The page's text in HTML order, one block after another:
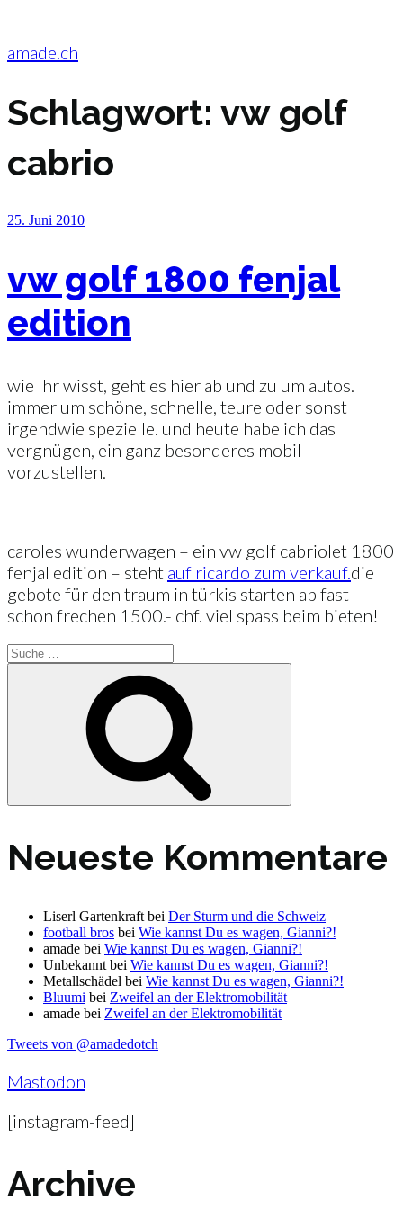
springen
amade.ch
Schlagwort: vw golf
cabrio
Veröffentlicht
25. Juni 2010
vw golf 1800 fenjal
edition
wie Ihr wisst, geht es hier ab und zu um autos.
immer um schöne, schnelle, teure oder sonst
irgendwie spezielle. und heute habe ich das
vergnügen, ein ganz besonderes mobil
vorzustellen.
caroles wunderwagen – ein vw golf cabriolet 1800
fenjal edition – steht auf ricardo zum verkauf.die
gebote für den traum in türkis starten ab fast
schon frechen 1500.- chf. viel spass beim bieten!
Suche
nach:
Neueste Kommentare
Liserl Gartenkraft bei Der Sturm und die Schweiz
football bros bei Wie kannst Du es wagen, Gianni?!
amade bei Wie kannst Du es wagen, Gianni?!
Unbekannt bei Wie kannst Du es wagen, Gianni?!
Metallschädel bei Wie kannst Du es wagen, Gianni?!
Bluumi bei Zweifel an der Elektromobilität
amade bei Zweifel an der Elektromobilität
Tweets von @amadedotch
Mastodon
[instagram-feed]
Archive